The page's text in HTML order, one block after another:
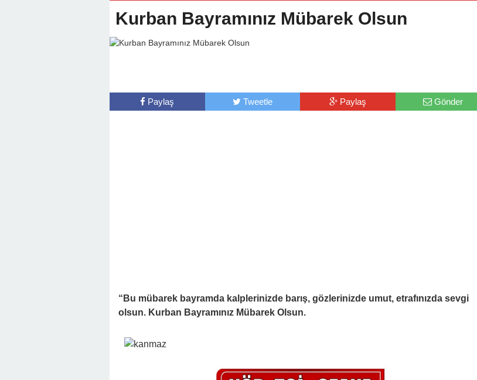
Kurban Bayramınız Mübarek Olsun
Paylaş Tweetle Paylaş Gönder
“Bu mübarek bayramda kalplerinizde barış, gözlerinizde umut, etrafınızda sevgi
olsun. Kurban Bayramınız Mübarek Olsun.